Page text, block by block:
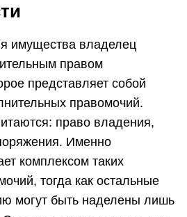
имущества владелец
правом
представляет собой
правомочий.
право владения,
Именно
комплексом таких
тогда как остальные
могут быть наделены лишь